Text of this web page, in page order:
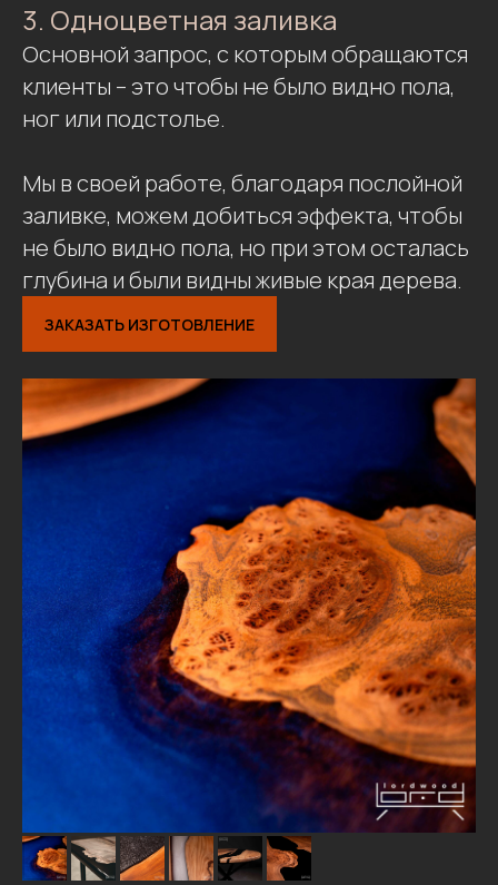
3. Одноцветная заливка
Основной запрос, с которым обращаются
клиенты – это чтобы не было видно пола,
ног или подстолье.
Мы в своей работе, благодаря послойной
заливке, можем добиться эффекта, чтобы
не было видно пола, но при этом осталась
глубина и были видны живые края дерева.
ЗАКАЗАТЬ ИЗГОТОВЛЕНИЕ